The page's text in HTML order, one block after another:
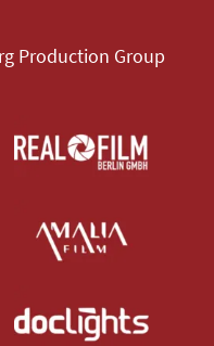
Production Group